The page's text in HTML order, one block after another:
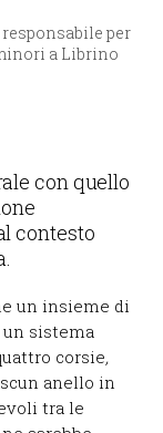
per
a Librino
con quello
contesto
un insieme di
sistema
corsie,
anello in
tra le